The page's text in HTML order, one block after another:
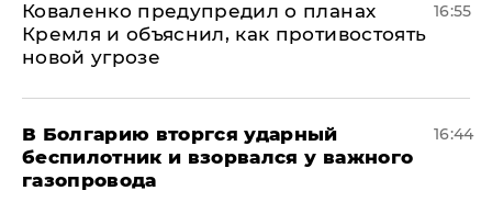
Коваленко предупредил о планах
Кремля и объяснил, как противостоять
новой угрозе
16:55
В Болгарию вторгся ударный
беспилотник и взорвался у важного
газопровода
16:44